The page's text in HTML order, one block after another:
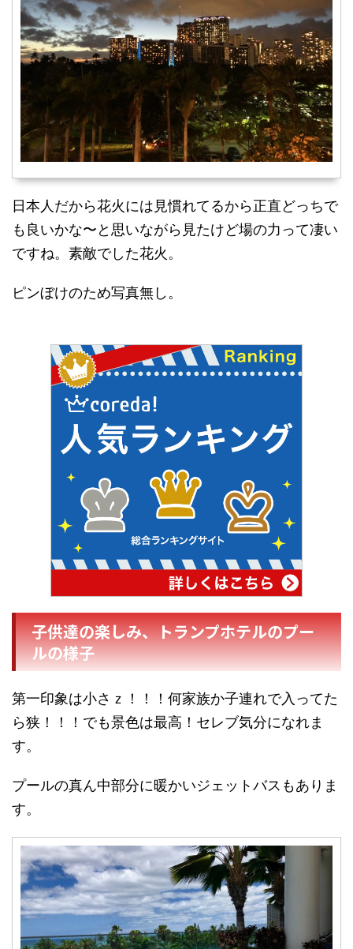
日本人だから花火には見慣れてるから正直どっちで
も良いかな〜と思いながら見たけど場の力って凄い
ですね。素敵でした花火。
ピンぼけのため写真無し。
子供達の楽しみ、トランプホテルのプー
ルの様子
第一印象は小さｚ！！！何家族か子連れで入ってた
ら狭！！！でも景色は最高！セレブ気分になれま
す。
プールの真ん中部分に暖かいジェットバスもありま
す。